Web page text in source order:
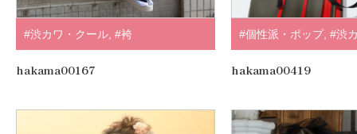
#渋カワ・クール #袴
hakama00167
#個性派・ポップ, #渋
#袴 #個性派 ,#赤・エ
hakama00419